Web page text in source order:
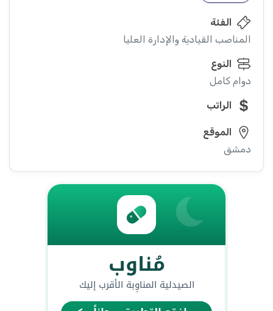
الفئة
المناصب القيادية والإدارة العليا
النوع
دوام كامل
الراتب
الموقع
دمشق